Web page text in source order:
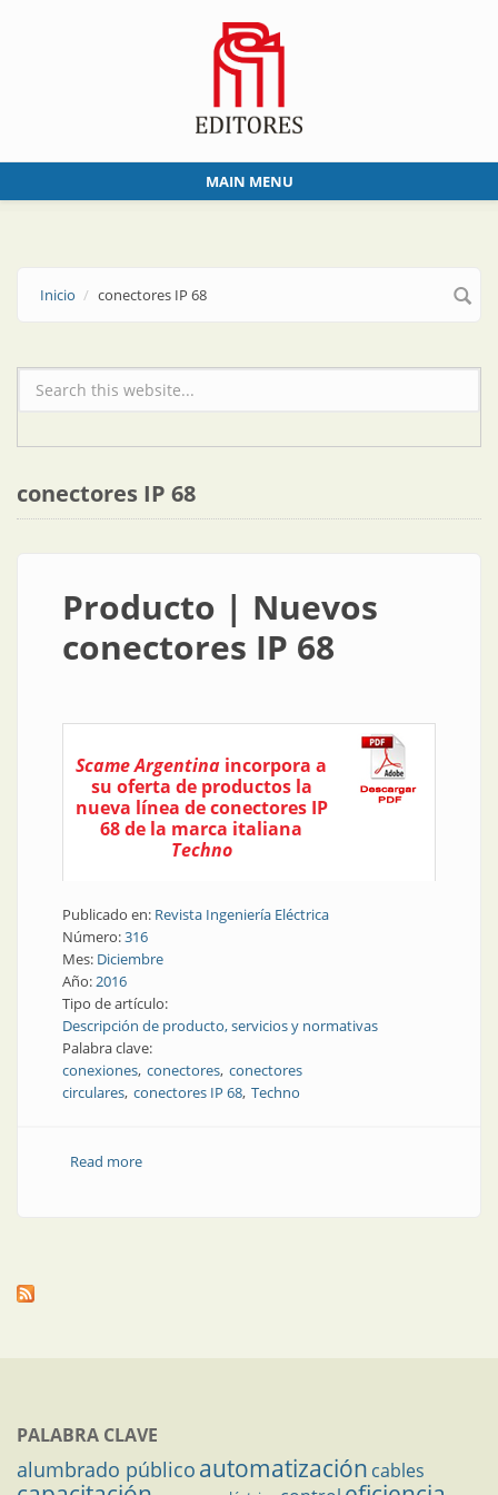
MAIN MENU
Inicio conectores IP 68
Formulario de búsqueda
conectores IP 68
Producto | Nuevos
conectores IP 68
Scame Argentina incorpora a
su oferta de productos la
nueva línea de conectores IP
68 de la marca italiana
Techno
Publicado en: Revista Ingeniería Eléctrica
Número:316
Mes: Diciembre
Año:2016
Tipo de artículo:
Descripción de producto, servicios y normativas
Palabra clave:
conexiones conectores conectores
circulares conectores IP 68 Techno
Read moreabout Producto | Nuevos conectores IP 68
PALABRA CLAVE
alumbrado público automatización cables